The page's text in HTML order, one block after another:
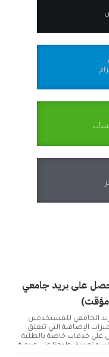
على بريد جامعي
الجامعي للمستخدمين
الإضافية التي تتعلق
على خدمات خاصة بالطلبة
متعددة. طرحنا على مدونة